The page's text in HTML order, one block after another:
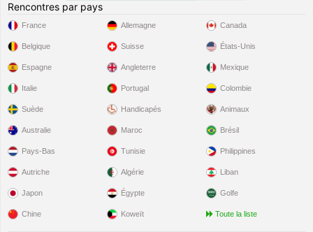
Rencontres par pays
France
Belgique
Espagne
Italie
Suède
Allemagne
Suisse
Angleterre
Portugal
Handicapés
Canada
États-Unis
Mexique
Colombie
Animaux
Australie
Pays-Bas
Autriche
Japon
Chine
Maroc
Tunisie
Algérie
Égypte
Koweït
Brésil
Philippines
Liban
Golfe
Toute la liste